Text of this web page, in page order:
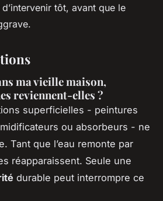
tôt, avant que le
ma vieille maison,
reviennent-elles ?
superficielles - peintures
ou absorbeurs - ne
Tant que l’eau remonte par
réapparaissent. Seule une
durable peut interrompre ce